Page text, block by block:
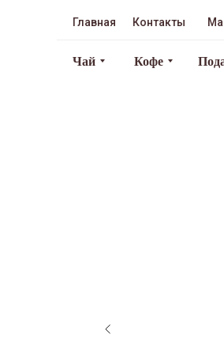
Контакты
Чай Кофе
Главная